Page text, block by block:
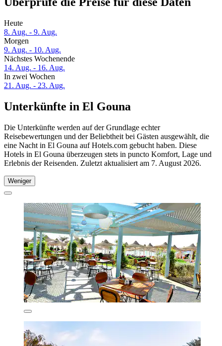
Heute
8. Aug. - 9. Aug.
Morgen
9. Aug. - 10. Aug.
Nächstes Wochenende
14. Aug. - 16. Aug.
In zwei Wochen
21. Aug. - 23. Aug.
Unterkünfte in El Gouna
Die Unterkünfte werden auf der Grundlage echter
Reisebewertungen und der Beliebtheit bei Gästen ausgewählt, die
eine Nacht in El Gouna auf Hotels.com gebucht haben. Diese
Hotels in El Gouna überzeugen stets in puncto Komfort, Lage und
Erlebnis der Reisenden. Zuletzt aktualisiert am 7. August 2026.
Weniger